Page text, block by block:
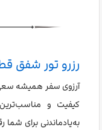
رزرو تور شفق
آرزوی سفر همیشه
کیفیت و
به‌یادماندنی برای شما